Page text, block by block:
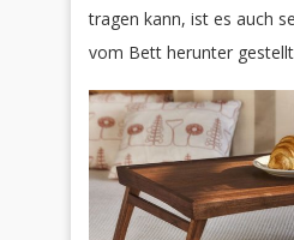
tragen kann, ist es auch
vom Bett herunter